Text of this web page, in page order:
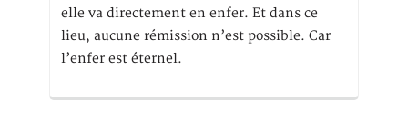
elle va directement en enfer. Et dans ce
lieu, aucune rémission n’est possible. Car
l’enfer est éternel.